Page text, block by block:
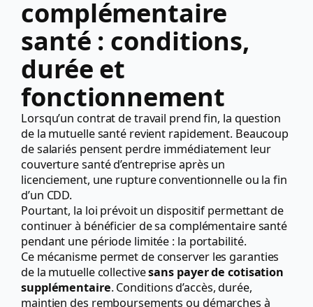
complémentaire
santé : conditions,
durée et
fonctionnement
Lorsqu’un contrat de travail prend fin, la question
de la mutuelle santé revient rapidement. Beaucoup
de salariés pensent perdre immédiatement leur
couverture santé d’entreprise après un
licenciement, une rupture conventionnelle ou la fin
d’un CDD.
Pourtant, la loi prévoit un dispositif permettant de
continuer à bénéficier de sa complémentaire santé
pendant une période limitée : la portabilité.
Ce mécanisme permet de conserver les garanties
de la mutuelle collectivesans payer de cotisation
supplémentaire. Conditions d’accès, durée,
maintien des remboursements ou démarches à